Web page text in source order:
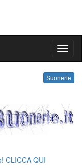
Suonerie
CLICCA QUI